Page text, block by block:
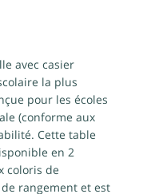
avec casier
la plus
pour les écoles
(conforme aux
Cette table
en 2
coloris de
rangement et est